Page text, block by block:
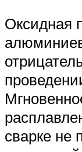
Оксидная
сварке не